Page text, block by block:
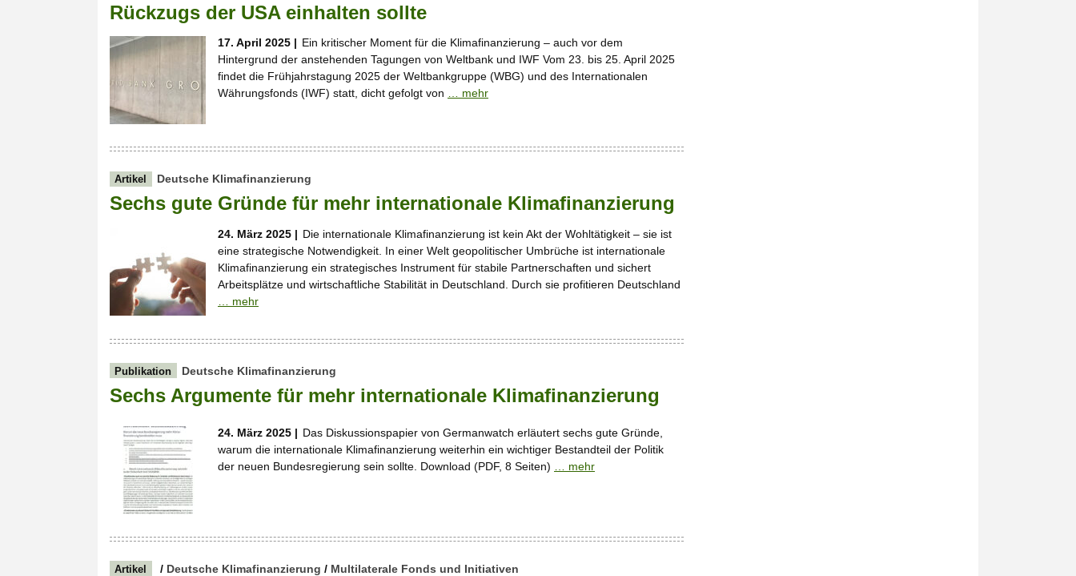
Rückzugs der USA einhalten sollte
17. April 2025 | Ein kritischer Moment für die Klimafinanzierung – auch vor dem
Hintergrund der anstehenden Tagungen von Weltbank und IWF Vom 23. bis 25. April 2025
findet die Frühjahrstagung 2025 der Weltbankgruppe (WBG) und des Internationalen
Währungsfonds (IWF) statt, dicht gefolgt von … mehr
Artikel Deutsche Klimafinanzierung
Sechs gute Gründe für mehr internationale Klimafinanzierung
24. März 2025 | Die internationale Klimafinanzierung ist kein Akt der Wohltätigkeit – sie ist
eine strategische Notwendigkeit. In einer Welt geopolitischer Umbrüche ist internationale
Klimafinanzierung ein strategisches Instrument für stabile Partnerschaften und sichert
Arbeitsplätze und wirtschaftliche Stabilität in Deutschland. Durch sie profitieren Deutschland
… mehr
Publikation Deutsche Klimafinanzierung
Sechs Argumente für mehr internationale Klimafinanzierung
24. März 2025 | Das Diskussionspapier von Germanwatch erläutert sechs gute Gründe,
warum die internationale Klimafinanzierung weiterhin ein wichtiger Bestandteil der Politik
der neuen Bundesregierung sein sollte. Download (PDF, 8 Seiten)
… mehr
Artikel / Deutsche Klimafinanzierung / Multilaterale Fonds und Initiativen